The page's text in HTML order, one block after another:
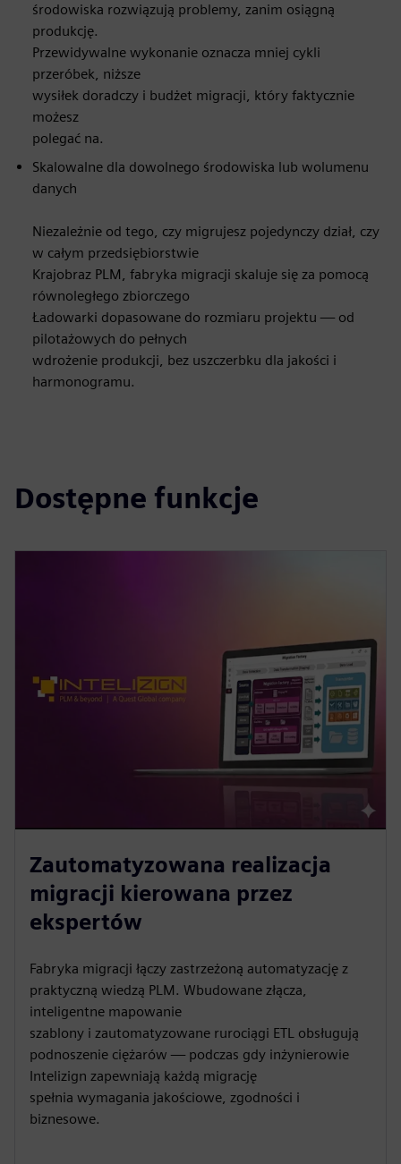
środowiska rozwiązują problemy, zanim osiągną
produkcję.
Przewidywalne wykonanie oznacza mniej cykli
przeróbek, niższe
wysiłek doradczy i budżet migracji, który faktycznie
możesz
polegać na.
Skalowalne dla dowolnego środowiska lub wolumenu
danych
Niezależnie od tego, czy migrujesz pojedynczy dział, czy
w całym przedsiębiorstwie
Krajobraz PLM, fabryka migracji skaluje się za pomocą
równoległego zbiorczego
Ładowarki dopasowane do rozmiaru projektu — od
pilotażowych do pełnych
wdrożenie produkcji, bez uszczerbku dla jakości i
harmonogramu.
Dostępne funkcje
Zautomatyzowana realizacja
migracji kierowana przez
ekspertów
Fabryka migracji łączy zastrzeżoną automatyzację z
praktyczną wiedzą PLM. Wbudowane złącza,
inteligentne mapowanie
szablony i zautomatyzowane rurociągi ETL obsługują
podnoszenie ciężarów — podczas gdy inżynierowie
Intelizign zapewniają każdą migrację
spełnia wymagania jakościowe, zgodności i
biznesowe.